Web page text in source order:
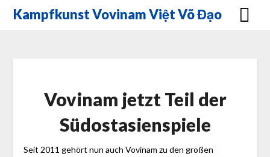
SkipKampfkunst Vovinam Việt Võ Đạo
Vovinam jetzt Teil der
Südostasienspiele
Seit 2011 gehört nun auch Vovinam zu den großen